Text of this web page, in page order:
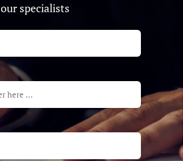
specialists